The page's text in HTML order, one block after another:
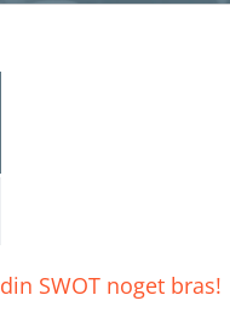
SWOT noget bras!